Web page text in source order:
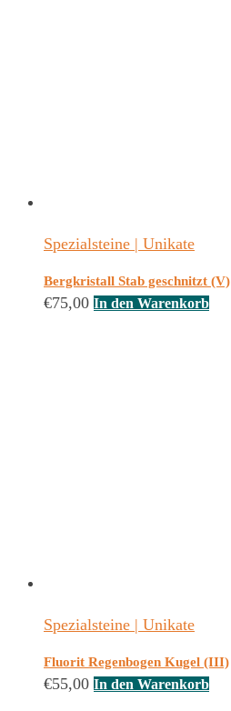
Spezialsteine | Unikate
Bergkristall Stab geschnitzt (V)
€75,00 In den Warenkorb
Spezialsteine | Unikate
Fluorit Regenbogen Kugel (III)
€55,00 In den Warenkorb